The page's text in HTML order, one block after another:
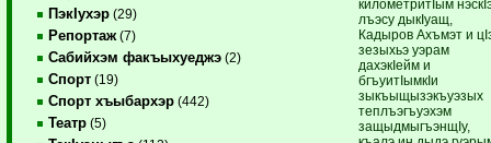
ПэкIухэр (29)
Репортаж (7)
Сабийхэм факъыхуеджэ (2)
Спорт (19)
Спорт хъыбархэр (442)
Театр (5)
километритIым
лъэсу дыкIуащ,
Кадыров Ахъмэт и
зезыхьэ уэрам
дахэкIейм и
бгъуитIымкIи
зыкъыщызэкъуэзых
теплъэгъуэхэм
защыдмыгъэнщIу,